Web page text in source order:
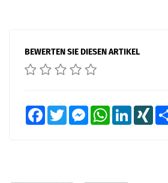
BEWERTEN SIE DIESEN ARTIKEL
FacebookTwitter MessengerWhatsAppLinkedInXING